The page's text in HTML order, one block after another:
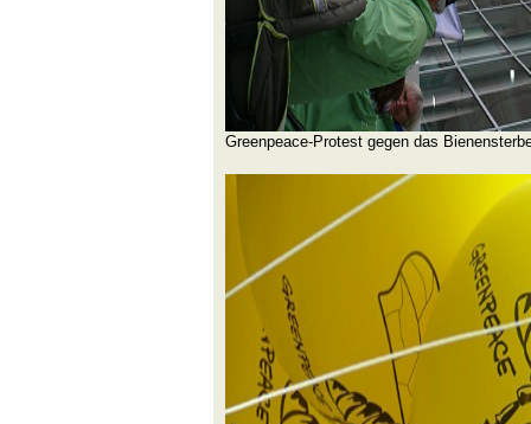
Greenpeace-Protest gegen das